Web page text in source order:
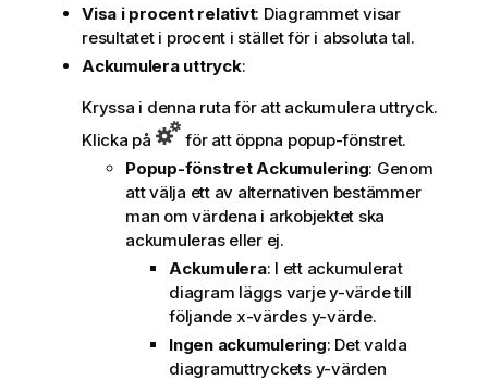
Visa i procent relativt: Diagrammet visar
resultatet i procent i stället för i absoluta tal.
Ackumulera uttryck:
Kryssa i denna ruta för att ackumulera uttryck.
Klicka på
för att öppna popup-fönstret.
Popup-fönstret Ackumulering: Genom
att välja ett av alternativen bestämmer
man om värdena i arkobjektet ska
ackumuleras eller ej.
Ackumulera: I ett ackumulerat
diagram läggs varje y-värde till
följande x-värdes y-värde.
Ingen ackumulering: Det valda
diagramuttryckets y-värden